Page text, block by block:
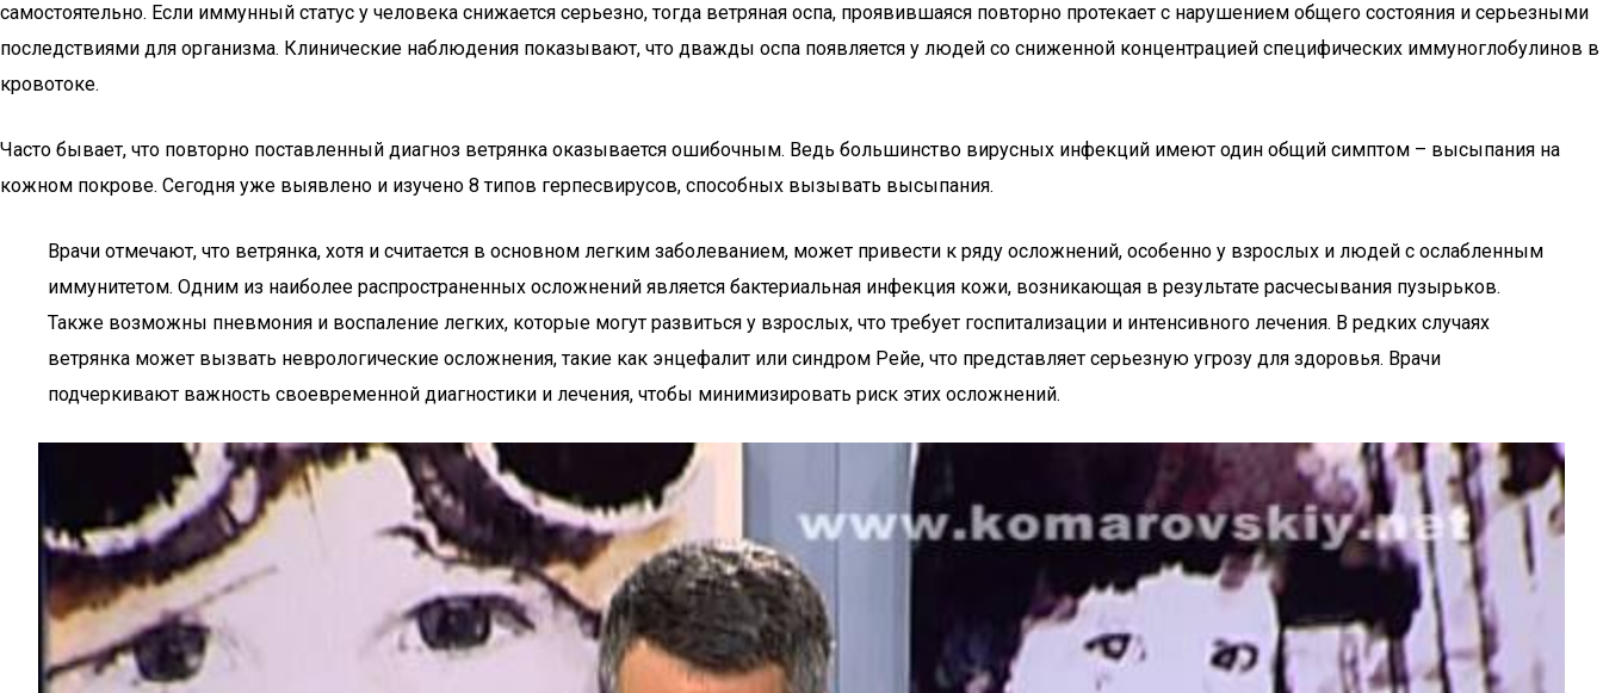
самостоятельно. Если иммунный статус у человека снижается серьезно, тогда ветряная оспа, проявившаяся повторно протекает с нарушением общего состояния и серьезными
последствиями для организма. Клинические наблюдения показывают, что дважды оспа появляется у людей со сниженной концентрацией специфических иммуноглобулинов в
кровотоке.
Часто бывает, что повторно поставленный диагноз ветрянка оказывается ошибочным. Ведь большинство вирусных инфекций имеют один общий симптом – высыпания на
кожном покрове. Сегодня уже выявлено и изучено 8 типов герпесвирусов, способных вызывать высыпания.
Врачи отмечают, что ветрянка, хотя и считается в основном легким заболеванием, может привести к ряду осложнений, особенно у взрослых и людей с ослабленным
иммунитетом. Одним из наиболее распространенных осложнений является бактериальная инфекция кожи, возникающая в результате расчесывания пузырьков.
Также возможны пневмония и воспаление легких, которые могут развиться у взрослых, что требует госпитализации и интенсивного лечения. В редких случаях
ветрянка может вызвать неврологические осложнения, такие как энцефалит или синдром Рейе, что представляет серьезную угрозу для здоровья. Врачи
подчеркивают важность своевременной диагностики и лечения, чтобы минимизировать риск этих осложнений.